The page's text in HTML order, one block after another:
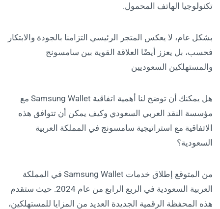
تكنولوجيا الهاتف المحمول.
بشكل عام، لا يعكس المتجر الرئيسي التزامنا بالجودة والابتكار
فحسب، بل يعزز أيضًا العلاقة القوية بين سامسونج
والمستهلكين السعوديين
هل يمكنك أن توضح لنا أهمية اتفاقية Samsung Wallet مع
مؤسسة النقد العربي السعودي وكيف يمكن أن تتوافق هذه
الاتفاقية مع استراتيجية سامسونج في المملكة العربية
السعودية؟
من المتوقع إطلاق خدمات Samsung Wallet في المملكة
العربية السعودية في الربع الرابع من عام 2024. حيث ستقدم
هذه المحفظة الرقمية الجديدة العديد من المزايا للمستهلكين،